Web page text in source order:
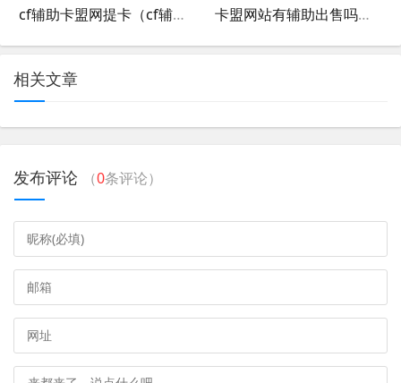
cf辅助卡盟网提卡（cf辅助提卡发卡网） 卡盟网站有辅助出售吗（卡盟平台自助下单）
相关文章
发布评论 （0条评论）